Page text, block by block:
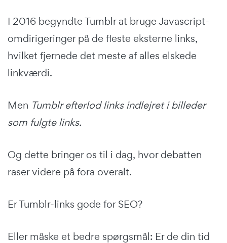
I 2016 begyndte Tumblr at bruge Javascript-
omdirigeringer på de fleste eksterne links,
hvilket fjernede det meste af alles elskede
linkværdi.
Men Tumblr efterlod links indlejret i billeder
som fulgte links.
Og dette bringer os til i dag, hvor debatten
raser videre på fora overalt.
Er Tumblr-links gode for SEO?
Eller måske et bedre spørgsmål: Er de din tid